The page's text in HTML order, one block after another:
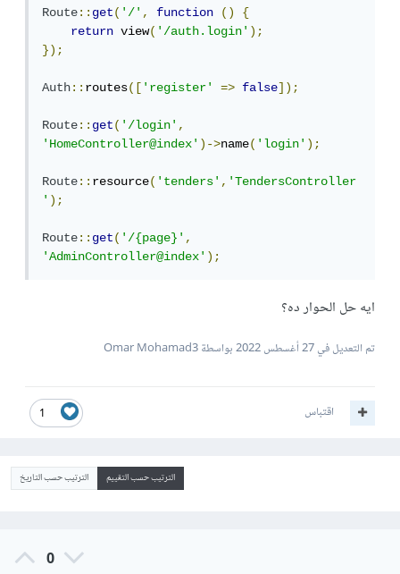
Route::get('/', function ()
{
return view('/auth.login');
});
Auth::routes(['register' => false]);
Route::get('/login',
'HomeController@index')->name('login');
Route::resource('tenders','TendersController
');
Route::get('/{page}',
'AdminController@index');
ايه حل الحوار ده؟
تم التعديل في27 أغسطس 2022 بواسطة Omar Mohamad3
1 اقتباس
الترتيب حسب التقييم الترتيب حسب التاريخ
0